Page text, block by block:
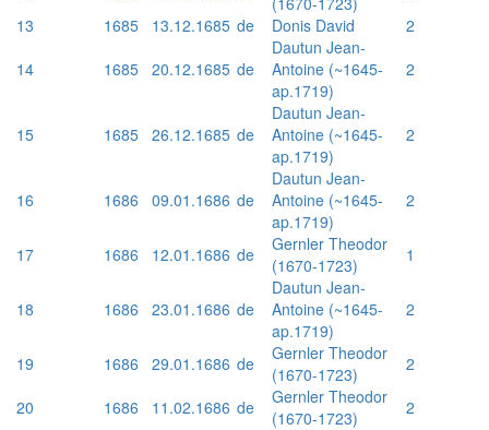
13
1685 13.12.1685 de Donis David
2
14
1685 20.12.1685 de
Dautun Jean-
Antoine (~1645-
ap.1719)
2
15 1685 26.12.1685 de
Dautun Jean-
Antoine (~1645-
ap.1719)
2
16 1686 09.01.1686 de
Dautun Jean-
Antoine (~1645-
ap.1719)
2
17 1686 12.01.1686 de
Gernler Theodor
(1670-1723)
1
18 1686 23.01.1686 de
Dautun Jean-
Antoine (~1645-
ap.1719)
2
19 1686 29.01.1686 de
Gernler Theodor
(1670-1723)
2
20
1686 11.02.1686 de
Gernler Theodor
(1670-1723)
2